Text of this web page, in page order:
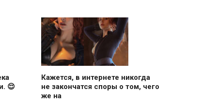
😌
Кажется, в интернете никогда
не закончатся споры о том, чего
же на